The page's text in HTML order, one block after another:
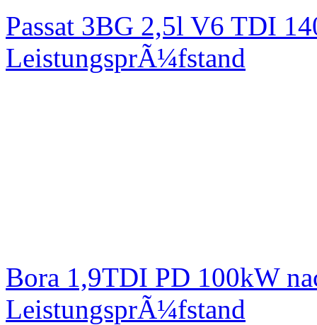
Passat 3BG 2,5l V6 TDI
LeistungsprÃ¼fstand
Bora 1,9TDI PD 100kW
LeistungsprÃ¼fstand